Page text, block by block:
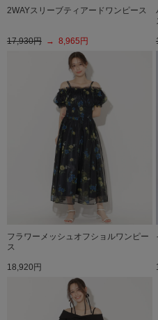
2WAYスリーブティアードワンピース
17,930円 → 8,965円
フラワーメッシュオフショルワンピー
ス
18,920円